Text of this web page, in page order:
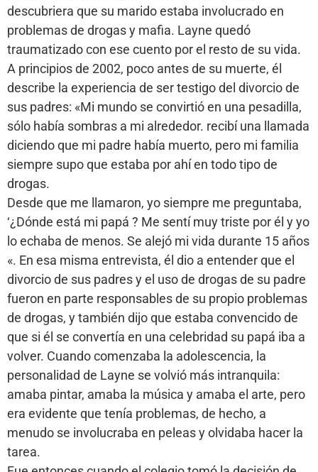
descubriera que su marido estaba involucrado en
problemas de drogas y mafia. Layne quedó
traumatizado con ese cuento por el resto de su vida.
A principios de 2002, poco antes de su muerte, él
describe la experiencia de ser testigo del divorcio de
sus padres: «Mi mundo se convirtió en una pesadilla,
sólo había sombras a mi alrededor. recibí una llamada
diciendo que mi padre había muerto, pero mi familia
siempre supo que estaba por ahí en todo tipo de
drogas.
Desde que me llamaron, yo siempre me preguntaba,
‘¿Dónde está mi papá ? Me sentí muy triste por él y yo
lo echaba de menos. Se alejó mi vida durante 15 años
«. En esa misma entrevista, él dio a entender que el
divorcio de sus padres y el uso de drogas de su padre
fueron en parte responsables de su propio problemas
de drogas, y también dijo que estaba convencido de
que si él se convertía en una celebridad su papá iba a
volver. Cuando comenzaba la adolescencia, la
personalidad de Layne se volvió más intranquila:
amaba pintar, amaba la música y amaba el arte, pero
era evidente que tenía problemas, de hecho, a
menudo se involucraba en peleas y olvidaba hacer la
tarea.